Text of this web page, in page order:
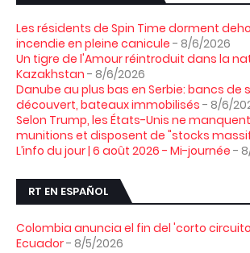
Les résidents de Spin Time dorment
incendie en pleine canicule - 8/6/2026
Un tigre de l'Amour réintroduit dans la
Kazakhstan - 8/6/2026
Danube au plus bas en Serbie: bancs de
découvert, bateaux immobilisés - 8/6/
Selon Trump, les États-Unis ne
munitions et disposent de "stocks
L’info du jour | 6 août 2026 - Mi-journée -
RT EN ESPAÑOL
Colombia anuncia el fin del 'corto
Ecuador- 8/5/2026